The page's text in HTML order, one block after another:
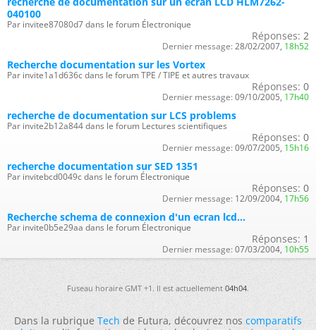
040100
Par invitee87080d7 dans le forum Électronique
Réponses: 2
Dernier message: 28/02/2007, 18h52
Recherche documentation sur les Vortex
Par invite1a1d636c dans le forum TPE / TIPE et autres travaux
Réponses: 0
Dernier message: 09/10/2005, 17h40
recherche de documentation sur LCS problems
Par invite2b12a844 dans le forum Lectures scientifiques
Réponses: 0
Dernier message: 09/07/2005, 15h16
recherche documentation sur SED 1351
Par invitebcd0049c dans le forum Électronique
Réponses: 0
Dernier message: 12/09/2004, 17h56
Recherche schema de connexion d'un ecran lcd...
Par invite0b5e29aa dans le forum Électronique
Réponses: 1
Dernier message: 07/03/2004, 10h55
Fuseau horaire GMT +1. Il est actuellement04h04.
Dans la rubriqueTechde Futura, découvrez noscomparatifs